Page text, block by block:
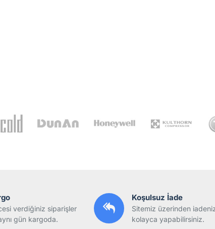
verdiğiniz siparişler
gün kargoda.
Koşulsuz İade
Sitemiz üzerinden
kolayca yapabilirsiniz.